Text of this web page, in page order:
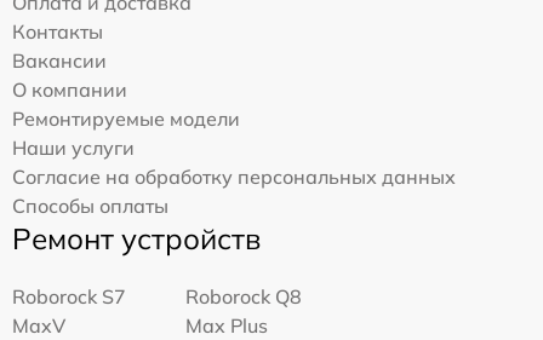
Контакты
Вакансии
О компании
Ремонтируемые модели
Наши услуги
Согласие на обработку персональных данных
Способы оплаты
Ремонт устройств
Roborock S7
MaxV
Roborock Q8
Max Plus